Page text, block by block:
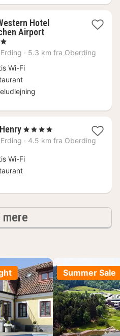
Hotel
Airport1
fra
Erding · 5.3 km fra Oberding
Wi-Fi
1
nat
772
, 4 Stjerner
Erding · 4.5 km fra Oberding
Wi-Fi
mereresultater
Summer Sale